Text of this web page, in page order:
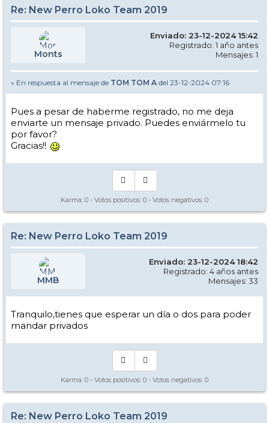
Re: New Perro Loko Team 2019
Monts
Enviado: 23-12-2024 15:42
Registrado: 1 año antes
Mensajes: 1
» En respuesta al mensaje de TOM TOM A del 23-12-2024 07:16
Pues a pesar de haberme registrado, no me deja
enviarte un mensaje privado. Puedes enviármelo tu
por favor?
Gracias!!
Karma: 0 - Votos positivos: 0 - Votos negativos: 0
Re: New Perro Loko Team 2019
MMB
Enviado: 23-12-2024 18:42
Registrado: 4 años antes
Mensajes: 33
Tranquilo,tienes que esperar un día o dos para poder
mandar privados
Karma: 0 - Votos positivos: 0 - Votos negativos: 0
Re: New Perro Loko Team 2019